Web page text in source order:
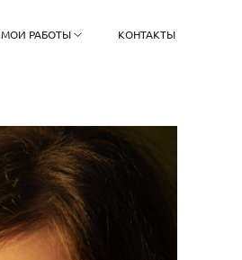
МОИ РАБОТЫ КОНТАКТЫ